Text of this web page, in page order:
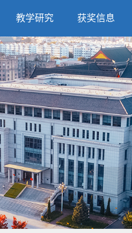
教学研究 获奖信息